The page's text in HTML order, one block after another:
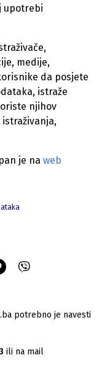
upotrebi
medije,
da posjete
istraže
njihov
je na web
potrebno je navesti
ili na mail